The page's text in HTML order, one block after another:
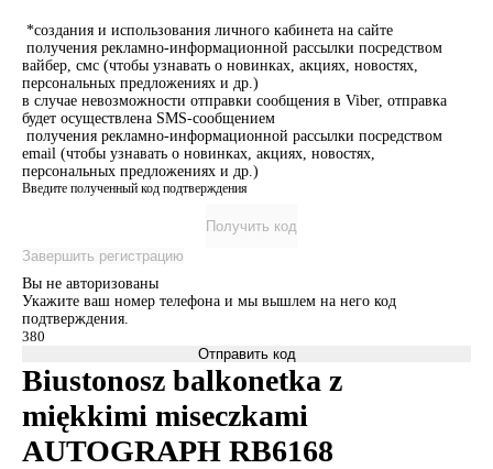
*создания и использования личного кабинета на сайте
получения рекламно-информационной рассылки посредством
вайбер, смс (чтобы узнавать о новинках, акциях, новостях,
персональных предложениях и др.)
в случае невозможности отправки сообщения в Viber, отправка
будет осуществлена SMS-сообщением
получения рекламно-информационной рассылки посредством
email (чтобы узнавать о новинках, акциях, новостях,
персональных предложениях и др.)
Введите полученный код подтверждения
Получить код
Завершить регистрацию
Вы не авторизованы
Укажите ваш номер телефона и мы вышлем на него код
подтверждения.
Отправить код
Biustonosz balkonetka z
miękkimi miseczkami
AUTOGRAPH RB6168